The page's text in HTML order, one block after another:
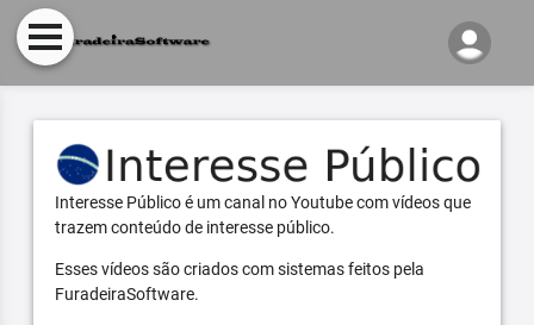
Interesse Público é um canal no Youtube com vídeos que
trazem conteúdo de interesse público.
Esses vídeos são criados com sistemas feitos pela
FuradeiraSoftware.